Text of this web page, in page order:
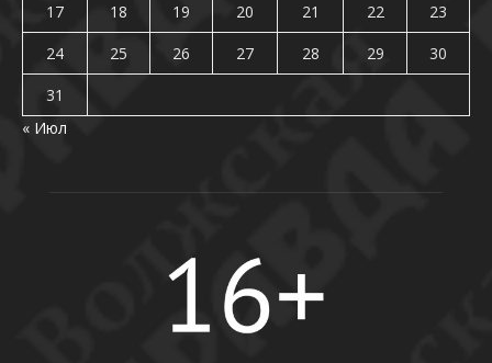
17
18 19 20 21 22
23
24
25 26 27 28 29
30
31
« Июл